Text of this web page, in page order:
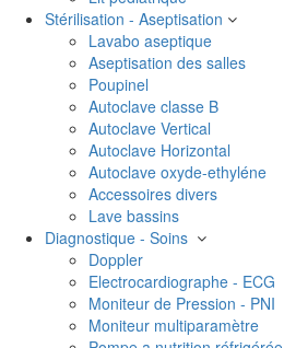
Stérilisation - Aseptisation
Lavabo aseptique
Aseptisation des salles
Poupinel
Autoclave classe B
Autoclave Vertical
Autoclave Horizontal
Autoclave oxyde-ethyléne
Accessoires divers
Lave bassins
Diagnostique - Soins
Doppler
Electrocardiographe - ECG
Moniteur de Pression - PNI
Moniteur multiparamètre